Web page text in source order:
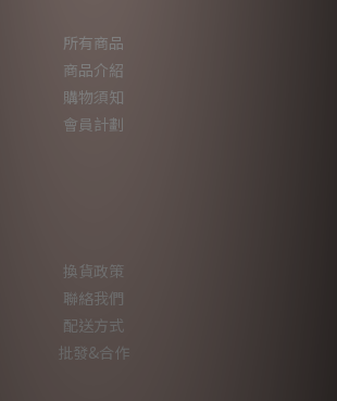
所有商品
商品介紹
購物須知
會員計劃
換貨政策
聯絡我們
配送方式
批發&合作